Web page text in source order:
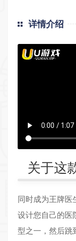
详情介绍
关于这
同时成为王牌医
设计您自己的医
型之一，然后跳